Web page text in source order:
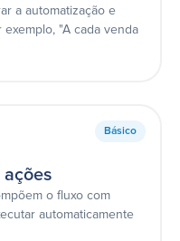
a automatização e
"A cada venda
Básico
ações
o fluxo com
automaticamente